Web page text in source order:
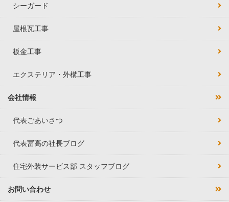
シーガード
屋根瓦工事
板金工事
エクステリア・外構工事
会社情報
代表ごあいさつ
代表冨高の社長ブログ
住宅外装サービス部 スタッフブログ
お問い合わせ